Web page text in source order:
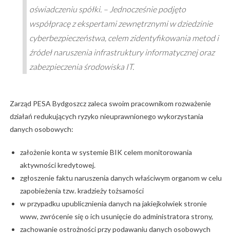
oświadczeniu spółki. – Jednocześnie podjęto
współpracę z ekspertami zewnętrznymi w dziedzinie
cyberbezpieczeństwa, celem zidentyfikowania metod i
źródeł naruszenia infrastruktury informatycznej oraz
zabezpieczenia środowiska IT.
Zarząd PESA Bydgoszcz zaleca swoim pracownikom rozważenie
działań redukujących ryzyko nieuprawnionego wykorzystania
danych osobowych:
założenie konta w systemie BIK celem monitorowania
aktywności kredytowej.
zgłoszenie faktu naruszenia danych właściwym organom w celu
zapobieżenia tzw. kradzieży tożsamości
w przypadku upublicznienia danych na jakiejkolwiek stronie
www, zwrócenie się o ich usunięcie do administratora strony,
zachowanie ostrożności przy podawaniu danych osobowych